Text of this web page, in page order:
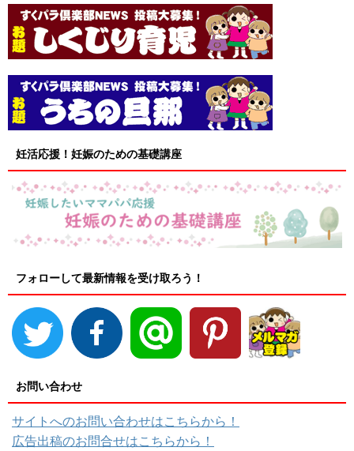
妊活応援！妊娠のための基礎講座
フォローして最新情報を受け取ろう！
お問い合わせ
サイトへのお問い合わせはこちらから！
広告出稿のお問合せはこちらから！